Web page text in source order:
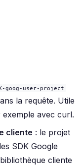
goog-user-project
la requête. Utile
avec curl.
cliente : le projet
SDK Google
cliente